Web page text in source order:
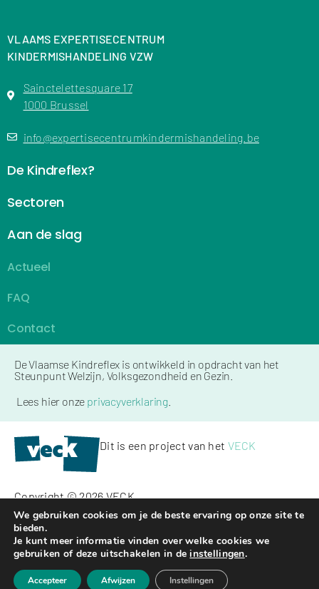
VLAAMS EXPERTISECENTRUM
KINDERMISHANDELING VZW
Sainctelettesquare 17
1000 Brussel
info@expertisecentrumkindermishandeling.be
De Kindreflex?
Sectoren
Aan de slag
Actueel
FAQ
Contact
De Vlaamse Kindreflex is ontwikkeld in opdracht van het
Steunpunt Welzijn, Volksgezondheid en Gezin.
Lees hier onze privacyverklaring
Dit is een project van het VECK
Copyright © 2026 VECK
Kickstarted by
We gebruiken cookies om je de beste ervaring op onze site te
bieden.
Je kunt meer informatie vinden over welke cookies we
gebruiken of deze uitschakelen in deinstellingen.
Accepteer Afwijzen Instellingen